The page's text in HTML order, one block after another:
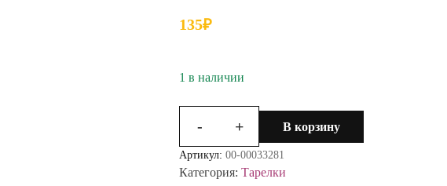
135₽
1 в наличии
-
Количество
товара
Тарелка
+ В корзину
Артикул: 00-00033281
Категория: Тарелки